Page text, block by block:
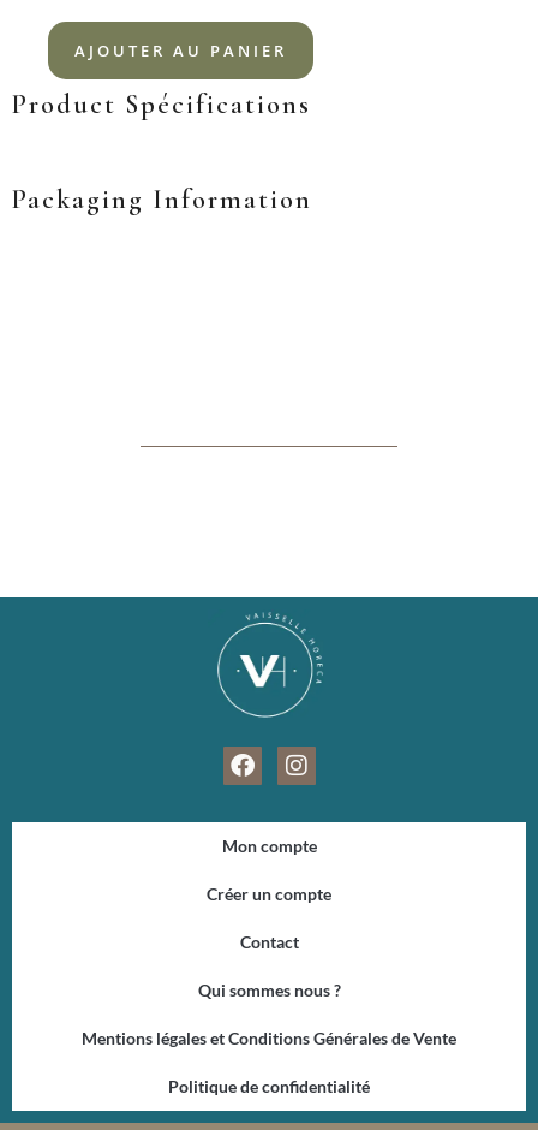
AJOUTER AU PANIER
Product Spécifications
Packaging Information
F
a
e
b
o
I
n
t
a
r
m
Mon compte
Créer un compte
Contact
Qui sommes nous ?
Mentions légales et Conditions Générales de Vente
Politique de confidentialité